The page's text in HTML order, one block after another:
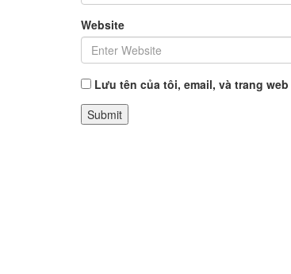
Website
Lưu tên của tôi, email, và trang